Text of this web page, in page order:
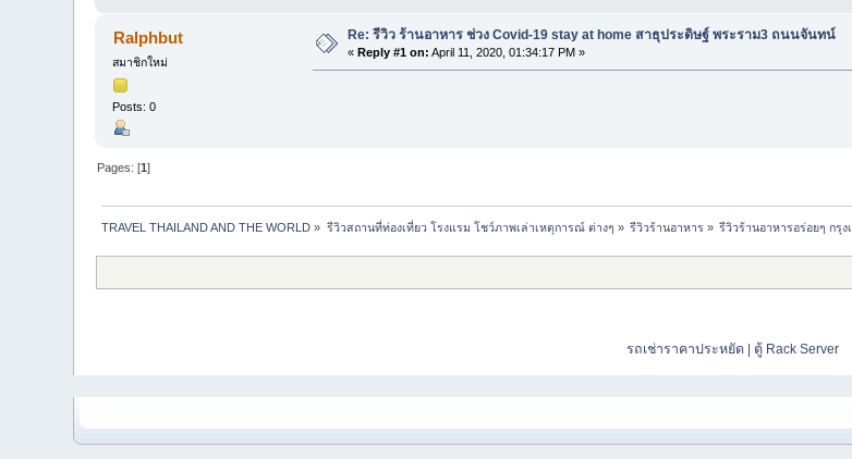
Ralphbut
สมาชิกใหม่
Posts: 0
Re: รีวิว ร้านอาหาร ช่วง Covid-19 stay at home สาธุประดิษฐ์ พระราม3 ถนนจันทน์
« Reply #1 on: April 11, 2020, 01:34:17 PM »
Pages: [1]
TRAVEL THAILAND AND THE WORLD » รีวิวสถานที่ท่องเที่ยว โรงแรม โชว์ภาพเล่าเหตุการณ์ ต่างๆ » รีวิวร้านอาหาร » รีวิวร้านอาหารอร่อยๆ กรุง
รถเช่าราคาประหยัด | ตู้ Rack Server